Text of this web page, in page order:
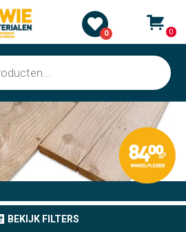
0 0
BEKIJK FILTERS